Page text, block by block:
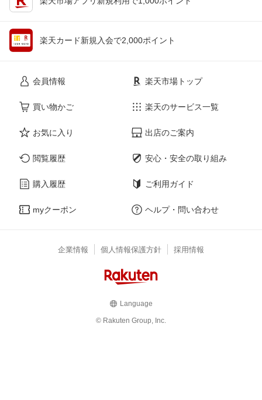
楽天カード新規入会で2,000ポイント
会員情報
買い物かご
お気に入り
閲覧履歴
購入履歴
myクーポン
楽天市場トップ
楽天のサービス一覧
出店のご案内
安心・安全の取り組み
ご利用ガイド
ヘルプ・問い合わせ
企業情報 個人情報保護方針 採用情報
Language
© Rakuten Group, Inc.